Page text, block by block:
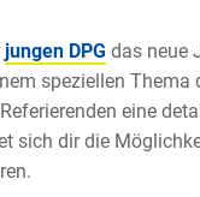
jungen DPG das neue
speziellen Thema
eine
sich dir die